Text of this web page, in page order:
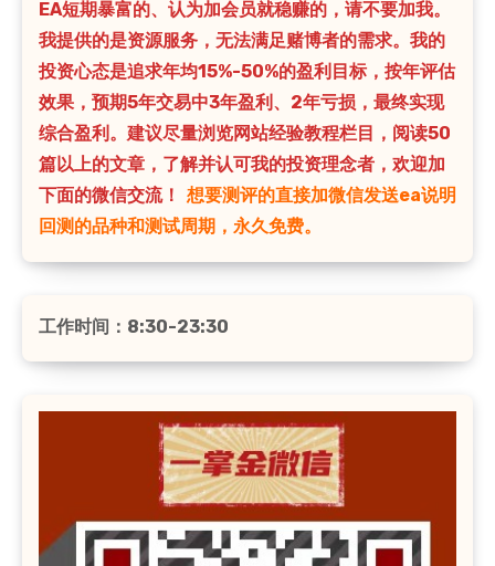
EA短期暴富的、认为加会员就稳赚的，请不要加我。
我提供的是资源服务，无法满足赌博者的需求。我的
投资心态是追求年均15%-50%的盈利目标，按年评估
效果，预期5年交易中3年盈利、2年亏损，最终实现
综合盈利。建议尽量浏览网站经验教程栏目，阅读50
篇以上的文章，了解并认可我的投资理念者，欢迎加
下面的微信交流！
想要测评的直接加微信发送ea说明
回测的品种和测试周期，永久免费。
工作时间：8:30-23:30